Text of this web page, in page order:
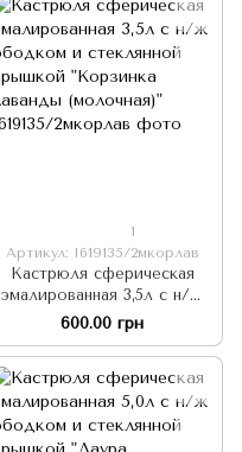
1
Артикул: I619135/2мкорлав
Кастрюля сферическая
эмалированная 3,5л с н/ж
ободком и стеклянной
крышкой "Корзинка
лаванды (молочная)"
600.00 грн